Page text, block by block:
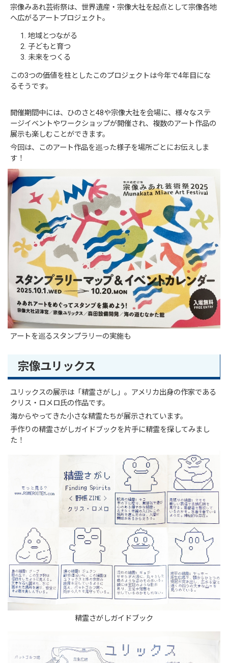
宗像みあれ芸術祭は、世界遺産・宗像大社を起点として宗像各地
へ広がるアートプロジェクト。
地域とつながる
子どもと育つ
未来をつくる
この3つの価値を柱としたこのプロジェクトは今年で4年目にな
るそうです。
開催期間中には、ひのさと48や宗像大社を会場に、様々なステ
ージイベントやワークショップが開催され、複数のアート作品の
展示も楽しむことができます。
今回は、このアート作品を巡った様子を場所ごとにお伝えしま
す！
アートを巡るスタンプラリーの実施も
宗像ユリックス
ユリックスの展示は「精霊さがし」。アメリカ出身の作家である
クリス・ロメロ氏の作品です。
海からやってきた小さな精霊たちが展示されています。
手作りの精霊さがしガイドブックを片手に精霊を探してみまし
た！
精霊さがしガイドブック